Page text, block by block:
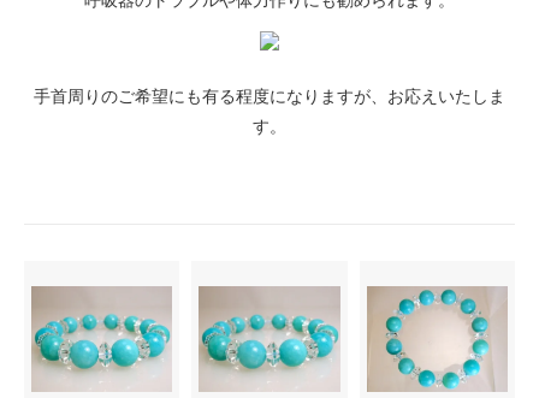
手首周りのご希望にも有る程度になりますが、お応えいたしま
す。